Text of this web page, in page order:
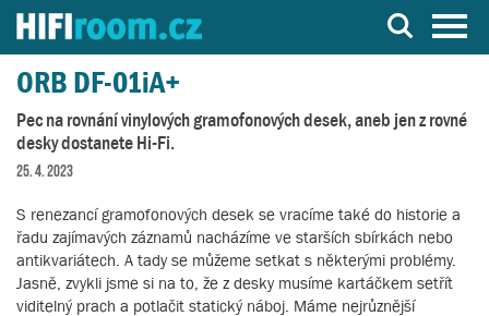
Server o Hi-Fi a AV technice
ORB DF-01iA+
Pec na rovnání vinylových gramofonových desek, aneb jen z rovné
desky dostanete Hi-Fi.
25. 4. 2023
S renezancí gramofonových desek se vracíme také do historie a
řadu zajímavých záznamů nacházíme ve starších sbírkách nebo
antikvariátech. A tady se můžeme setkat s některými problémy.
Jasně, zvykli jsme si na to, že z desky musíme kartáčkem setřít
viditelný prach a potlačit statický náboj. Máme nejrůznější